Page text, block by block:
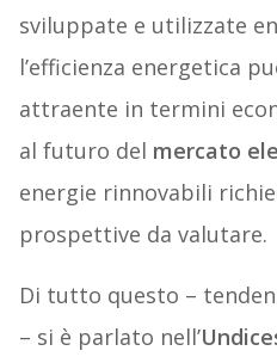
sviluppate e utilizzate
l’efficienza energetica
attraente in termini
al futuro del mercato
energie rinnovabili
prospettive da valutare.
Di tutto questo –
– si è parlato nell’